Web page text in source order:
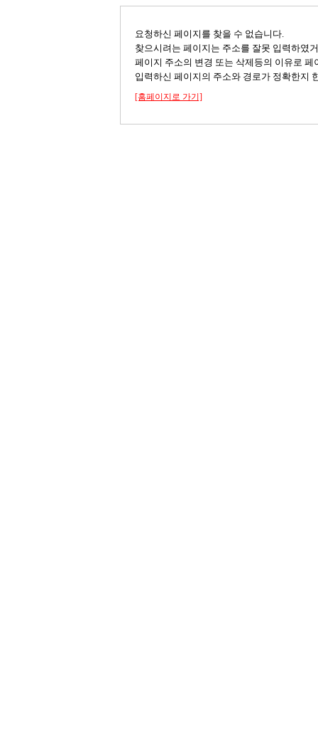
요청하신 페이지를 찾을 수 없습니다.
찾으시려는 페이지는 주소를 잘못 입력하였
페이지 주소의 변경 또는 삭제등의 이유로 페
입력하신 페이지의 주소와 경로가 정확한지
[홈페이지로 가기]